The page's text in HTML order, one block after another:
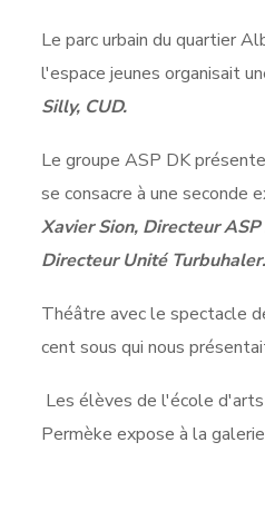
Le parc urbain du quartier
l'espace jeunes organisait
Silly, CUD.
Le groupe ASP DK
se consacre à une seconde
Xavier Sion, Directeur
Directeur Unité Turbuhaler.
Théâtre avec le spectacle
cent sous qui nous
Les élèves de l'école
Permèke expose à la